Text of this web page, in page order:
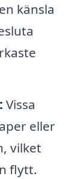
känsla
Vissa
eller
vilket
flytt.